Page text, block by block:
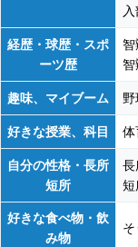
経歴・球歴・スポ
ーツ歴
趣味、マイブーム
好きな授業、科目 体
自分の性格・長所
短所
長
短
好きな食べ物・飲
み物